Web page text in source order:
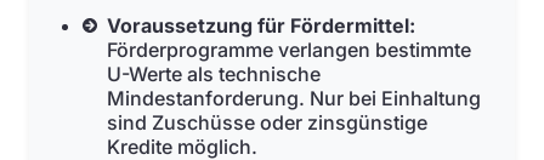
Voraussetzung für Fördermittel:
Förderprogramme verlangen bestimmte
U-Werte als technische
Mindestanforderung. Nur bei Einhaltung
sind Zuschüsse oder zinsgünstige
Kredite möglich.